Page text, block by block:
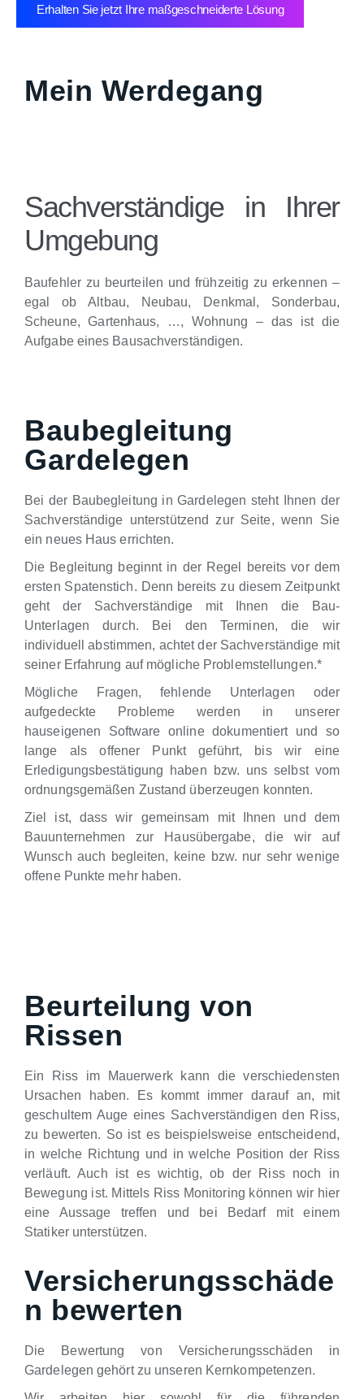
Erhalten Sie jetzt Ihre maßgeschneiderte Lösung
Mein Werdegang
Sachverständige in Ihrer
Umgebung
Baufehler zu beurteilen und frühzeitig zu erkennen –
egal ob Altbau, Neubau, Denkmal, Sonderbau,
Scheune, Gartenhaus, …, Wohnung – das ist die
Aufgabe eines Bausachverständigen.
Baubegleitung
Gardelegen
Bei der Baubegleitung in Gardelegen steht Ihnen der
Sachverständige unterstützend zur Seite, wenn Sie
ein neues Haus errichten.
Die Begleitung beginnt in der Regel bereits vor dem
ersten Spatenstich. Denn bereits zu diesem Zeitpunkt
geht der Sachverständige mit Ihnen die Bau-
Unterlagen durch. Bei den Terminen, die wir
individuell abstimmen, achtet der Sachverständige mit
seiner Erfahrung auf mögliche Problemstellungen.*
Mögliche Fragen, fehlende Unterlagen oder
aufgedeckte Probleme werden in unserer
hauseigenen Software online dokumentiert und so
lange als offener Punkt geführt, bis wir eine
Erledigungsbestätigung haben bzw. uns selbst vom
ordnungsgemäßen Zustand überzeugen konnten.
Ziel ist, dass wir gemeinsam mit Ihnen und dem
Bauunternehmen zur Hausübergabe, die wir auf
Wunsch auch begleiten, keine bzw. nur sehr wenige
offene Punkte mehr haben.
Beurteilung von
Rissen
Ein Riss im Mauerwerk kann die verschiedensten
Ursachen haben. Es kommt immer darauf an, mit
geschultem Auge eines Sachverständigen den Riss,
zu bewerten. So ist es beispielsweise entscheidend,
in welche Richtung und in welche Position der Riss
verläuft. Auch ist es wichtig, ob der Riss noch in
Bewegung ist. Mittels Riss Monitoring können wir hier
eine Aussage treffen und bei Bedarf mit einem
Statiker unterstützen.
Versicherungsschäde
n bewerten
Die Bewertung von Versicherungsschäden in
Gardelegen gehört zu unseren Kernkompetenzen.